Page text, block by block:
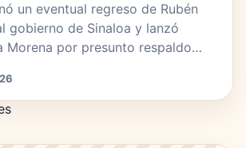
un eventual regreso de Rubén
gobierno de Sinaloa y lanzó
Morena por presunto respaldo…
entradas